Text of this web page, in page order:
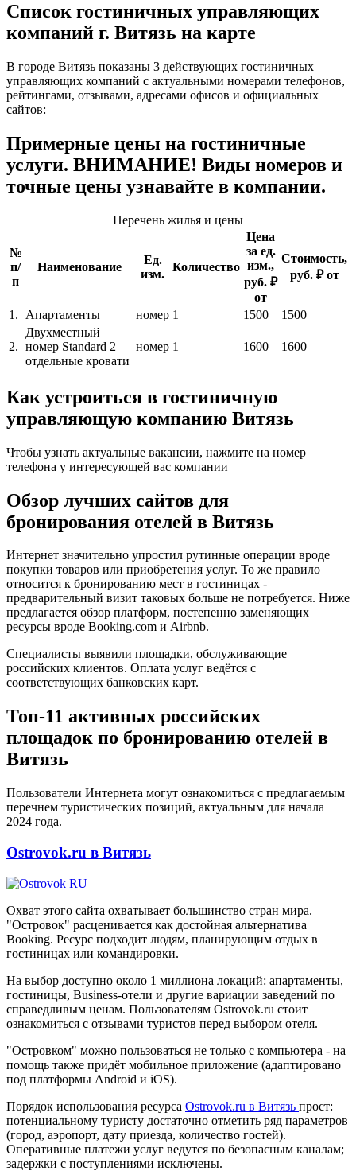
Список гостиничных управляющих
компаний г. Витязь на карте
В городе Витязь показаны 3 действующих гостиничных
управляющих компаний с актуальными номерами телефонов,
рейтингами, отзывами, адресами офисов и официальных
сайтов:
Примерные цены на гостиничные
услуги. ВНИМАНИЕ! Виды номеров и
точные цены узнавайте в компании.
Перечень жилья и цены
№
п/
п
Наименование
Ед.
изм.
Количество
Цена
за ед.
изм.,
руб. ₽
от
Стоимость,
руб. ₽ от
1. Апартаменты номер 1 1500 1500
2.
Двухместный
номер Standard 2
отдельные кровати
номер 1 1600 1600
Как устроиться в гостиничную
управляющую компанию Витязь
Чтобы узнать актуальные вакансии, нажмите на номер
телефона у интересующей вас компании
Обзор лучших сайтов для
бронирования отелей в Витязь
Интернет значительно упростил рутинные операции вроде
покупки товаров или приобретения услуг. То же правило
относится к бронированию мест в гостиницах -
предварительный визит таковых больше не потребуется. Ниже
предлагается обзор платформ, постепенно заменяющих
ресурсы вроде Booking.com и Airbnb.
Специалисты выявили площадки, обслуживающие
российских клиентов. Оплата услуг ведётся с
соответствующих банковских карт.
Топ-11 активных российских
площадок по бронированию отелей в
Витязь
Пользователи Интернета могут ознакомиться с предлагаемым
перечнем туристических позиций, актуальным для начала
2024 года.
Ostrovok.ru в Витязь
Охват этого сайта охватывает большинство стран мира.
"Островок" расценивается как достойная альтернатива
Booking. Ресурс подходит людям, планирующим отдых в
гостиницах или командировки.
На выбор доступно около 1 миллиона локаций: апартаменты,
гостиницы, Business-отели и другие вариации заведений по
справедливым ценам. Пользователям Ostrovok.ru стоит
ознакомиться с отзывами туристов перед выбором отеля.
"Островком" можно пользоваться не только с компьютера - на
помощь также придёт мобильное приложение (адаптировано
под платформы Android и iOS).
Порядок использования ресурса Ostrovok.ru в Витязь прост:
потенциальному туристу достаточно отметить ряд параметров
(город, аэропорт, дату приезда, количество гостей).
Оперативные платежи услуг ведутся по безопасным каналам;
задержки с поступлениями исключены.